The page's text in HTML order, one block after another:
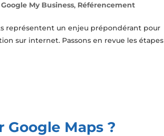
Google My Business, Référencement
représentent un enjeu prépondérant pour
sur internet. Passons en revue les étapes
Google Maps ?